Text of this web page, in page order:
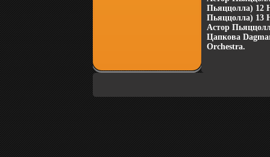
Пьяццолла) 12
Пьяццолла) 13
Астор
Цапкова
Orchestra.